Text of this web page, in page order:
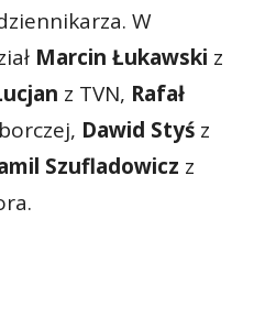
W
Marcin Łukawski z
z TVN, Rafał
Dawid Styś z
Szufladowicz z